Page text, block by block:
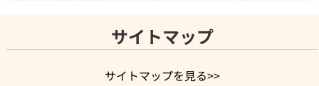
サイトマップ
サイトマップを見る>>